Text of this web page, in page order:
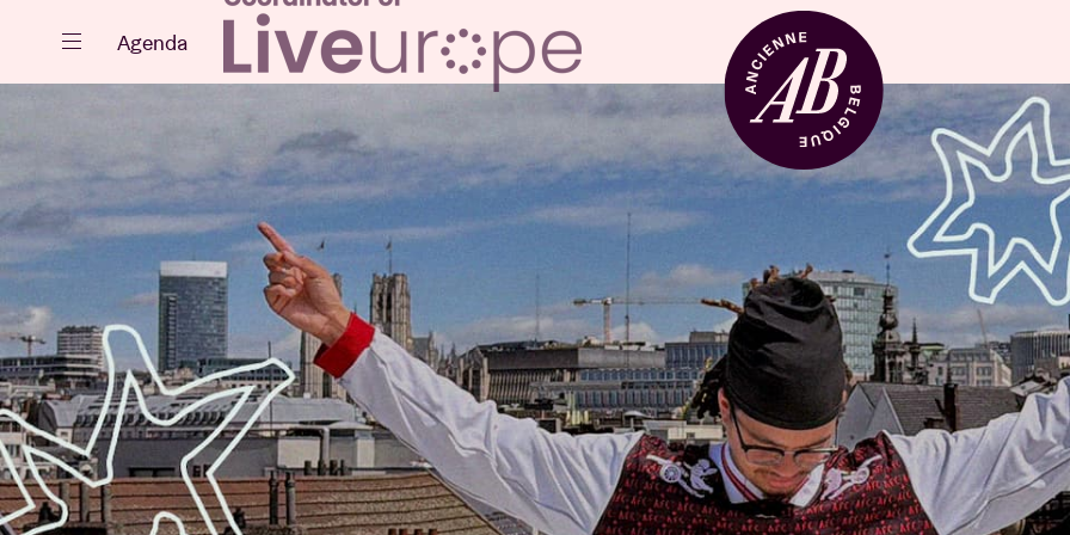
Sluiten
Agenda
Projecten
Nieuws
Zaalhuur
BRDCST
ABtv
Agenda